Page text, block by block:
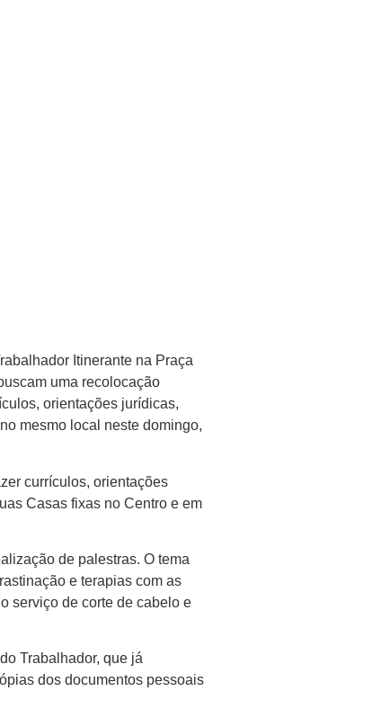
Itinerante na Praça
uma recolocação
orientações jurídicas,
mesmo local neste domingo,
currículos, orientações
Casas fixas no Centro e em
de palestras. O tema
e terapias com as
serviço de corte de cabelo e
Trabalhador, que já
dos documentos pessoais